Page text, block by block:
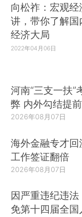
向松祚：宏观经
讲，带你了解国
经济大局
2022年04月06日
河南“三支一扶”
弊 内外勾结提
2026年08月07日
海外金融专才
工作签证翻倍
2026年08月07日
因严重违纪违
免第十四届全